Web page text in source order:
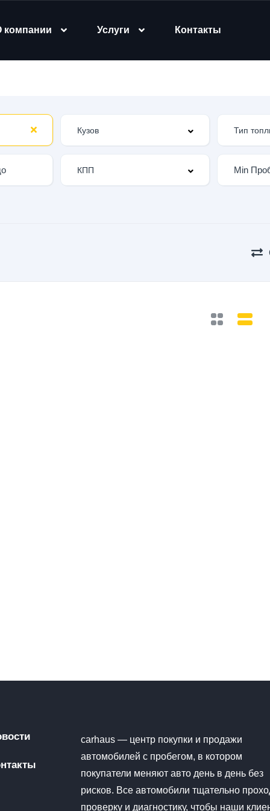
компании Услуги Контакты
carhaus — центр покупки и продажи
автомобилей с пробегом, в котором
покупатели меняют авто день в день без
рисков. Все автомобили тщательно
проверку и диагностику, чтобы наши